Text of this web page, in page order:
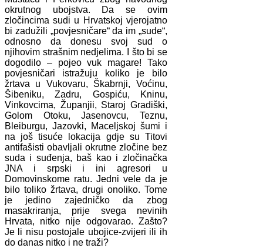
okrutnog ubojstva. Da se ovim
zločincima sudi u Hrvatskoj vjerojatno
bi zadužili „povjesničare“ da im „sude“,
odnosno da donesu svoj sud o
njihovim strašnim nedjelima. I što bi se
dogodilo – pojeo vuk magare! Tako
povjesničari istražuju koliko je bilo
žrtava u Vukovaru, Škabrnji, Voćinu,
Šibeniku, Zadru, Gospiću, Kninu,
Vinkovcima, Županjii, Staroj Gradiški,
Golom Otoku, Jasenovcu, Teznu,
Bleiburgu, Jazovki, Maceljskoj šumi i
na još tisuće lokacija gdje su Titovi
antifašisti obavljali okrutne zločine bez
suda i suđenja, baš kao i zločinačka
JNA i srpski i ini agresori u
Domovinskome ratu. Jedni vele da je
bilo toliko žrtava, drugi onoliko. Tome
je jedino zajedničko da zbog
masakriranja, prije svega nevinih
Hrvata, nitko nije odgovarao. Zašto?
Je li nisu postojale ubojice-zvijeri ili ih
do danas nitko i ne traži?